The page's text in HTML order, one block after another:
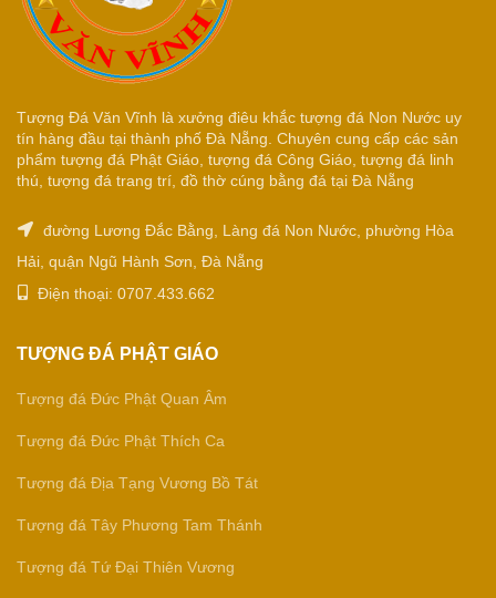
Tượng Đá Văn Vĩnh là xưởng điêu khắc tượng đá Non Nước uy
tín hàng đầu tại thành phố Đà Nẵng. Chuyên cung cấp các sản
phẩm tượng đá Phật Giáo, tượng đá Công Giáo, tượng đá linh
thú, tượng đá trang trí, đồ thờ cúng bằng đá tại Đà Nẵng
đường Lương Đắc Bằng, Làng đá Non Nước, phường Hòa
Hải, quận Ngũ Hành Sơn, Đà Nẵng
Điện thoại: 0707.433.662
TƯỢNG ĐÁ PHẬT GIÁO
Tượng đá Đức Phật Quan Âm
Tượng đá Đức Phật Thích Ca
Tượng đá Địa Tạng Vương Bồ Tát
Tượng đá Tây Phương Tam Thánh
Tượng đá Tứ Đại Thiên Vương